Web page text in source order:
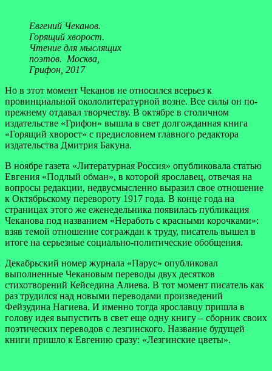
Евгений Чеканов.
Горящий хворост.
Чтение для мыслящих
поэтов. Москва,
Грифон, 2017
Но в этот момент Чеканов не относился всерьез к
провинциальной окололитературной возне. Все силы он по-
прежнему отдавал творчеству. В октябре в столичном
издательстве «Грифон» вышла в свет долгожданная книга
«Горящий хворост» с предисловием главного редактора
издательства Дмитрия Бакуна.
В ноябре газета «Литературная Россия» опубликовала статью
Евгения «Подлый обман», в которой ярославец, отвечая на
вопросы редакции, недвусмысленно выразил свое отношение
к Октябрьскому перевороту 1917 года. В конце года на
страницах этого же еженедельника появилась публикация
Чеканова под названием «Неработь с красными корочками»:
взяв темой отношение сограждан к труду, писатель вышел в
итоге на серьезные социально-политические обобщения.
Декабрьский номер журнала «Парус» опубликовал
выполненные Чекановым переводы двух десятков
стихотворений Кейседина Алиева. В тот момент писатель как
раз трудился над новыми переводами произведений
Фейзудина Нагиева. И именно тогда ярославцу пришла в
голову идея выпустить в свет еще одну книгу – сборник своих
поэтических переводов с лезгинского. Название будущей
книги пришло к Евгению сразу: «Лезгинские цветы».